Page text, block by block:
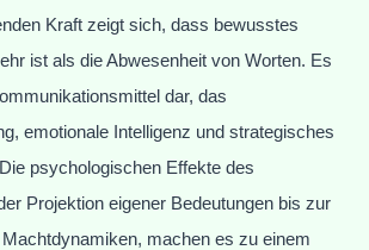
Kraft zeigt sich, dass bewusstes
ist als die Abwesenheit von Worten. Es
dar, das
emotionale Intelligenz und strategisches
psychologischen Effekte des
Projektion eigener Bedeutungen bis zur
machen es zu einem